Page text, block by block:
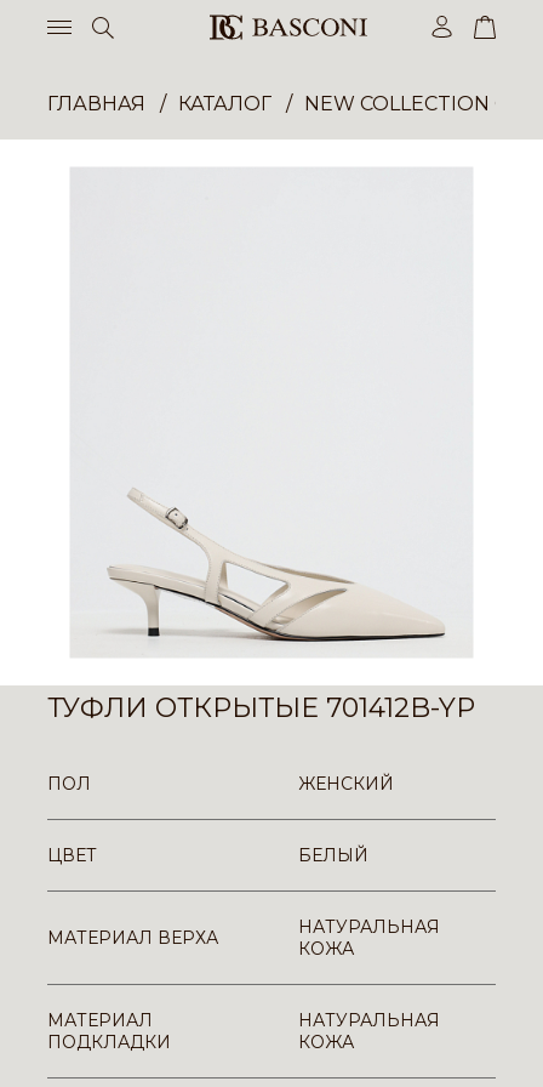
ГЛАВНАЯ КАТАЛОГ NEW COLLECTION
ТУФЛИ ОТКРЫТЫЕ 701412B-YP
ПОЛ ЖЕНСКИЙ
ЦВЕТ БЕЛЫЙ
МАТЕРИАЛ ВЕРХА
НАТУРАЛЬНАЯ
КОЖА
МАТЕРИАЛ
ПОДКЛАДКИ
НАТУРАЛЬНАЯ
КОЖА